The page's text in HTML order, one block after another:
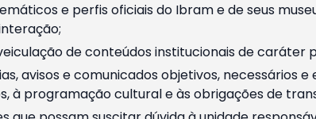
e perfis oficiais do Ibram e de seus
de conteúdos institucionais de caráter
avisos e comunicados objetivos, necessários
à programação cultural e às obrigações de